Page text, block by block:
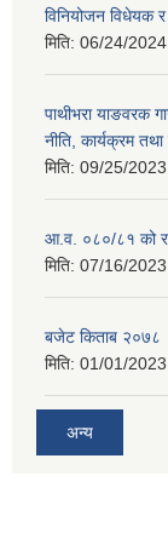
विनियोजन विधेयक
मिति: 06/24/
पाथीभरा याङवरक
नीति, कार्यक्रम
मिति: 09/25/
आ.व. ०८०/८१ को
मिति: 07/16/
बजेट किताब २०७८
मिति: 01/01/
अन्य